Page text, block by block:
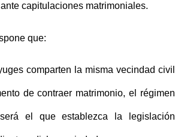
capitulaciones matrimoniales.
que:
comparten la misma vecindad civil
de contraer matrimonio, el régimen
el que establezca la legislación